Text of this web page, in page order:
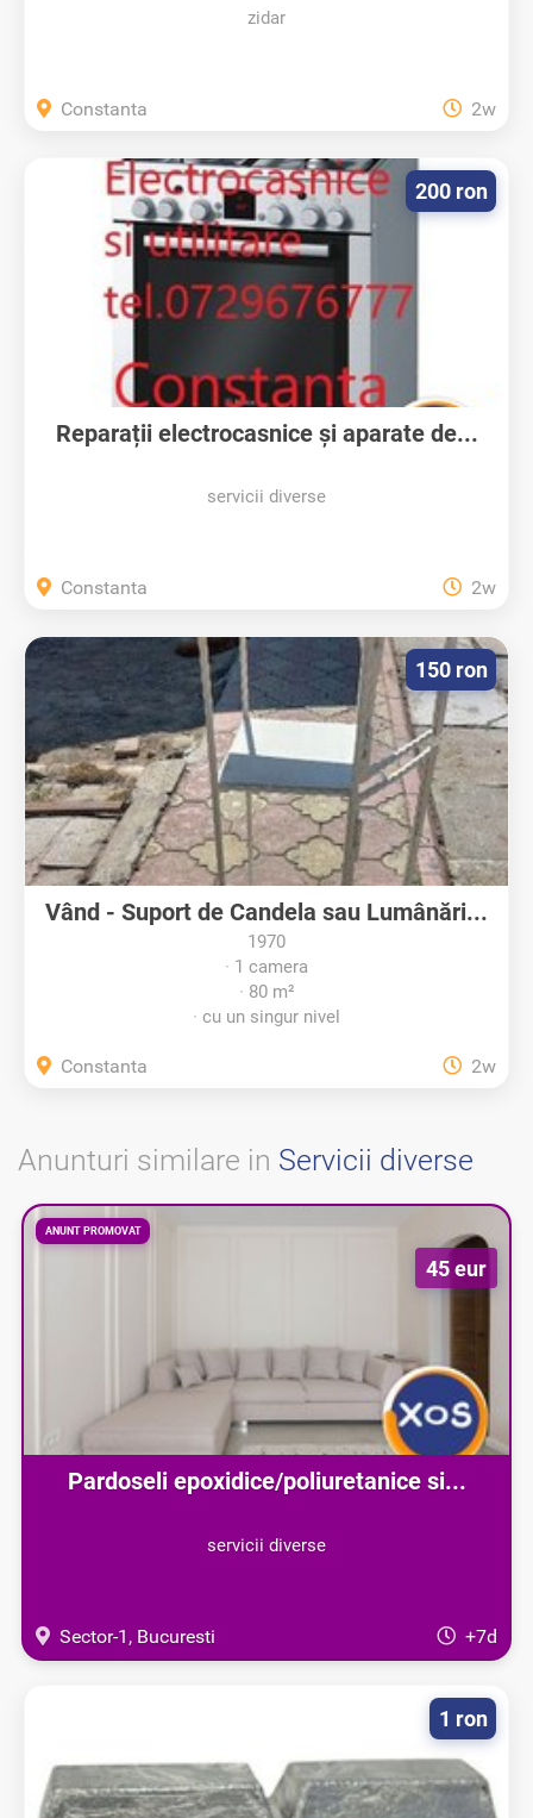
zidar
Constanta 2w
Reparații electrocasnice și aparate de...
servicii diverse
200 ron
Constanta 2w
Vând - Suport de Candela sau Lumânări...
1970
1 camera
80 m²
cu un singur nivel
150 ron
Constanta 2w
Anunturi similare in Servicii diverse
ANUNT PROMOVAT
Pardoseli epoxidice/poliuretanice si...
servicii diverse
45 eur
Sector-1, Bucuresti +7d
1 ron